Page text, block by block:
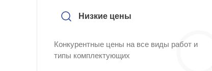
Низкие цены
Конкурентные цены на все виды работ и
типы комплектующих